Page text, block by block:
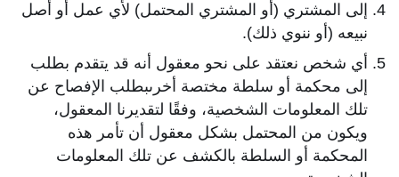
إلى المشتري (أو المشتري المحتمل) لأي عمل أو أصل
نبيعه (أو ننوي ذلك).
أي شخص نعتقد على نحو معقول أنه قد يتقدم بطلب
إلى محكمة أو سلطة مختصة أخرىبطلب الإفصاح عن
تلك المعلومات الشخصية، وفقًا لتقديرنا المعقول،
ويكون من المحتمل بشكل معقول أن تأمر هذه
المحكمة أو السلطة بالكشف عن تلك المعلومات